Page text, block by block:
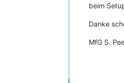
beim
Danke
MfG S.